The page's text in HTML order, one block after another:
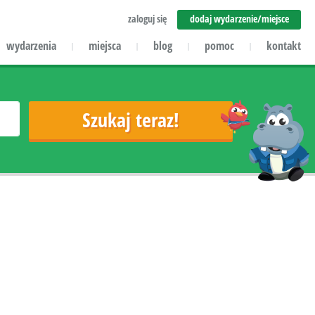
zaloguj się dodaj wydarzenie/miejsce
wydarzenia | miejsca | blog | pomoc | kontakt